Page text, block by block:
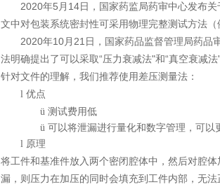
2020年5 月 14日，国家药监局药审中心发布
文中对包装系统密封性可采用物理完整测试方法（
2020年10月 21 日，国家药品监督管理局药品
法明确提出了可以采取“压力衰减法"和“真空衰减法
针对文件的理解，我们推荐使用差压测量法：
l 优点
ü 测试费用低
ü 可以将泄漏进行量化和数字管理，可以
l 原理
将工件和基准件放入两个密闭腔体中，然后对腔
漏，则压力在加压的同时会填充到工件内部， 无法